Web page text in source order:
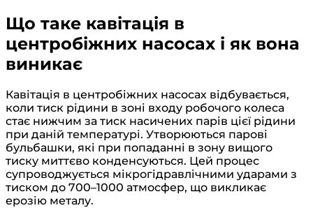
Що таке кавітація в
центробіжних насосах і як вона
виникає
Кавітація в центробіжних насосах відбувається,
коли тиск рідини в зоні входу робочого колеса
стає нижчим за тиск насичених парів цієї рідини
при даній температурі. Утворюються парові
бульбашки, які при попаданні в зону вищого
тиску миттєво конденсуються. Цей процес
супроводжується мікрогідравлічними ударами з
тиском до 700–1000 атмосфер, що викликає
ерозію металу.